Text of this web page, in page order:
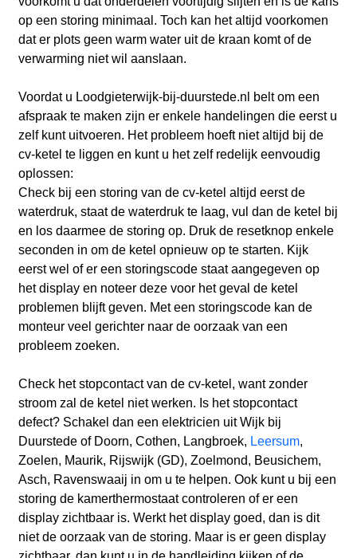
op een storing minimaal. Toch kan het altijd voorkomen
dat er plots geen warm water uit de kraan komt of de
verwarming niet wil aanslaan.
Voordat u Loodgieterwijk-bij-duurstede.nl belt om een
afspraak te maken zijn er enkele handelingen die eerst u
zelf kunt uitvoeren. Het probleem hoeft niet altijd bij de
cv-ketel te liggen en kunt u het zelf redelijk eenvoudig
oplossen:
Check bij een storing van de cv-ketel altijd eerst de
waterdruk, staat de waterdruk te laag, vul dan de ketel bij
en los daarmee de storing op. Druk de resetknop enkele
seconden in om de ketel opnieuw op te starten. Kijk
eerst wel of er een storingscode staat aangegeven op
het display en noteer deze voor het geval de ketel
problemen blijft geven. Met een storingscode kan de
monteur veel gerichter naar de oorzaak van een
probleem zoeken.
Check het stopcontact van de cv-ketel, want zonder
stroom zal de ketel niet werken. Is het stopcontact
defect? Schakel dan een elektricien uit Wijk bij
Duurstedeof Doorn, Cothen, Langbroek, Leersum,
Zoelen, Maurik, Rijswijk (GD), Zoelmond, Beusichem,
Asch, Ravenswaaij in om u te helpen. Ook kunt u bij een
storing de kamerthermostaat controleren of er een
display zichtbaar is. Werkt het display goed, dan is dit
niet de oorzaak van de storing. Maar is er geen display